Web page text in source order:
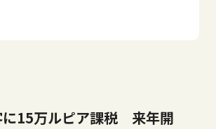
に15万ルピア課税 来年開